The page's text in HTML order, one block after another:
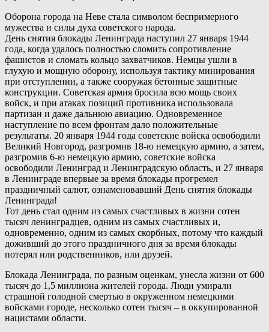
Оборона города на Неве стала символом беспримерного
мужества и силы духа советского народа.
День снятия блокады Ленинграда наступил 27 января 1944
года, когда удалось полностью сломить сопротивление
фашистов и сломать кольцо захватчиков. Немцы ушли в
глухую и мощную оборону, используя тактику минирования
при отступлении, а также сооружая бетонные защитные
конструкции. Советская армия бросила всю мощь своих
войск, и при атаках позиций противника использовала
партизан и даже дальнюю авиацию. Одновременное
наступление по всем фронтам дало положительные
результаты. 20 января 1944 года советские войска освободили
Великий Новгород, разгромив 18-ю немецкую армию, а затем,
разгромив 6-ю немецкую армию, советские войска
освободили Ленинград и Ленинградскую область, и 27 января
в Ленинграде впервые за время блокады прогремел
праздничный салют, ознаменовавший День снятия блокады
Ленинграда!
Тот день стал одним из самых счастливых в жизни сотен
тысяч ленинградцев, одним из самых счастливых и,
одновременно, одним из самых скорбных, потому что каждый
доживший до этого праздничного дня за время блокады
потерял или родственников, или друзей.
Блокада Ленинграда, по разным оценкам, унесла жизни от 600
тысяч до 1,5 миллиона жителей города. Люди умирали
страшной голодной смертью в окруженном немецкими
войсками городе, несколько сотен тысяч – в оккупированной
нацистами области.